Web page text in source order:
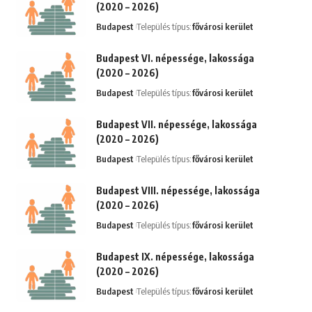
(2020 – 2026)
Budapest Település típus:fővárosi kerület
Budapest VI. népessége, lakossága
(2020 – 2026)
Budapest Település típus:fővárosi kerület
Budapest VII. népessége, lakossága
(2020 – 2026)
Budapest Település típus:fővárosi kerület
Budapest VIII. népessége, lakossága
(2020 – 2026)
Budapest Település típus:fővárosi kerület
Budapest IX. népessége, lakossága
(2020 – 2026)
Budapest Település típus:fővárosi kerület